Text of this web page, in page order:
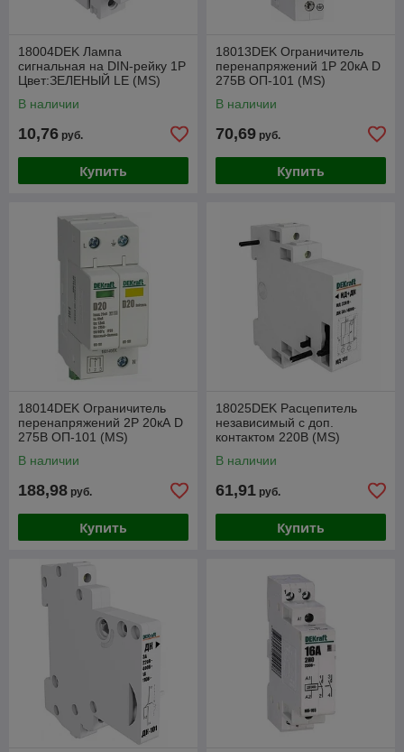
18004DEK Лампа
сигнальная на DIN-рейку 1P
Цвет:ЗЕЛЕНЫЙ LE (MS)
В наличии
10,76 руб.
Купить
18013DEK Ограничитель
перенапряжений 1P 20кА D
275В ОП-101 (MS)
В наличии
70,69 руб.
Купить
18014DEK Ограничитель
перенапряжений 2P 20кА D
275В ОП-101 (MS)
В наличии
188,98 руб.
Купить
18025DEK Расцепитель
независимый c доп.
контактом 220В (MS)
В наличии
61,91 руб.
Купить